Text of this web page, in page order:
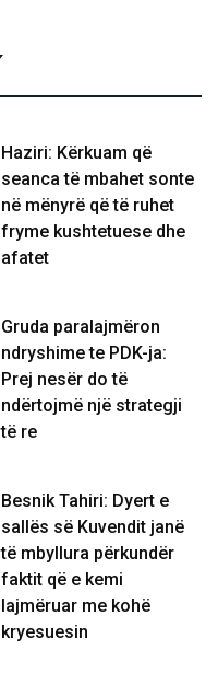
Haziri: Kërkuam që
seanca të mbahet sonte
në mënyrë që të ruhet
fryme kushtetuese dhe
afatet
Gruda paralajmëron
ndryshime te PDK-ja:
Prej nesër do të
ndërtojmë një strategji
të re
Besnik Tahiri: Dyert e
sallës së Kuvendit janë
të mbyllura përkundër
faktit që e kemi
lajmëruar me kohë
kryesuesin